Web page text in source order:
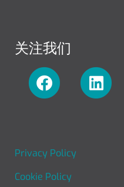
关注我们
Privacy Policy
Cookie Policy